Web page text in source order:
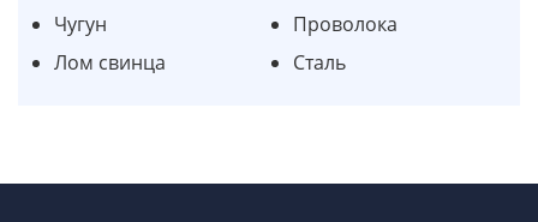
Чугун
Проволока
Лом свинца
Сталь